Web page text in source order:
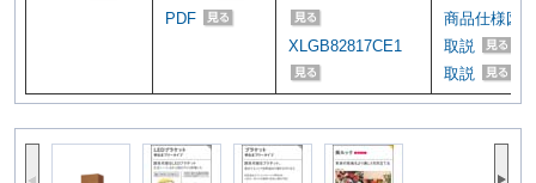
PDF
XLGB82817CE1
商品仕様図
取説
取説